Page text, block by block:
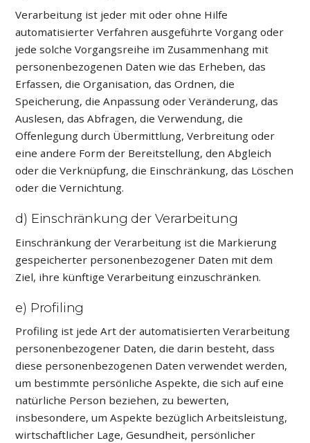
Verarbeitung ist jeder mit oder ohne Hilfe
automatisierter Verfahren ausgeführte Vorgang oder
jede solche Vorgangsreihe im Zusammenhang mit
personenbezogenen Daten wie das Erheben, das
Erfassen, die Organisation, das Ordnen, die
Speicherung, die Anpassung oder Veränderung, das
Auslesen, das Abfragen, die Verwendung, die
Offenlegung durch Übermittlung, Verbreitung oder
eine andere Form der Bereitstellung, den Abgleich
oder die Verknüpfung, die Einschränkung, das Löschen
oder die Vernichtung.
d) Einschränkung der Verarbeitung
Einschränkung der Verarbeitung ist die Markierung
gespeicherter personenbezogener Daten mit dem
Ziel, ihre künftige Verarbeitung einzuschränken.
e) Profiling
Profiling ist jede Art der automatisierten Verarbeitung
personenbezogener Daten, die darin besteht, dass
diese personenbezogenen Daten verwendet werden,
um bestimmte persönliche Aspekte, die sich auf eine
natürliche Person beziehen, zu bewerten,
insbesondere, um Aspekte bezüglich Arbeitsleistung,
wirtschaftlicher Lage, Gesundheit, persönlicher